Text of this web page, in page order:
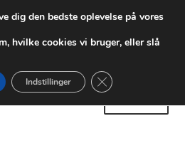
fra 55 kr.
forsendelse
dig den bedste oplevelse på vores
hvilke cookies vi bruger, eller slå
Indstillinger Close GDPR